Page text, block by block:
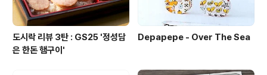
도시락 리뷰 3탄 : GS25 '정성담
은 한돈 햄구이'
Depapepe - Over The Sea